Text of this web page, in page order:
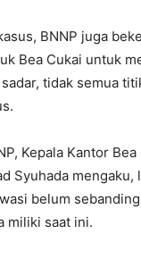
BNNP juga
Bea Cukai untuk
tidak semua
Kepala Kantor Bea
Syuhada mengaku,
belum
miliki saat ini.